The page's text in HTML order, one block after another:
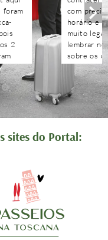
foram
2
com
horário e
muito
lembrar
sobre os
agendados
às
recebidas
sites do Portal: